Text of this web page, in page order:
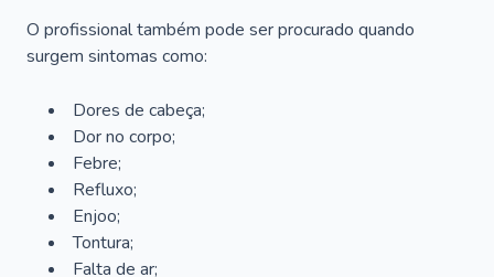
O profissional também pode ser procurado quando
surgem sintomas como:
Dores de cabeça;
Dor no corpo;
Febre;
Refluxo;
Enjoo;
Tontura;
Falta de ar;